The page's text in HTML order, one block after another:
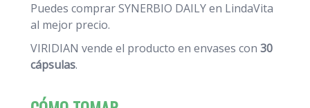
Puedes comprar SYNERBIO DAILY en LindaVita
al mejor precio.
VIRIDIAN vende el producto en envases con 30
cápsulas.